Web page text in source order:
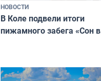
НОВОСТИ
В Коле подвели итоги
пижамного забега «Сон в